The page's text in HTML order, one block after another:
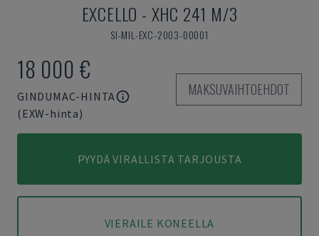
EXCELLO - XHC 241 M/3
SI-MIL-EXC-2003-00001
18 000 €
GINDUMAC-HINTA
(EXW-hinta)
MAKSUVAIHTOEHDOT
PYYDÄ VIRALLISTA TARJOUSTA
VIERAILE KONEELLA